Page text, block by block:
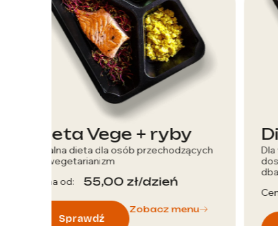
Dieta Vege
Dla wegetarian, którzy dbają o
dostarczenie wartości odżywczych. i